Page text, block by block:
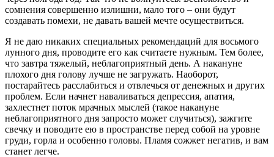
сомнения совершенно излишни, мало того – они будут
создавать помехи, не давать вашей мечте осуществиться.
Я не даю никаких специальных рекомендаций для восьмого
лунного дня, проводите его как считаете нужным. Тем более,
что завтра тяжелый, неблагоприятный день. А накануне
плохого дня голову лучше не загружать. Наоборот,
постарайтесь расслабиться и отвлечься от денежных и других
проблем. Если начнет наваливаться депрессия, апатия,
захлестнет поток мрачных мыслей (такое накануне
неблагоприятного дня запросто может случиться), зажгите
свечку и поводите ею в пространстве перед собой на уровне
груди, горла и особенно головы. Пламя сожжет негатив, и вам
станет легче.